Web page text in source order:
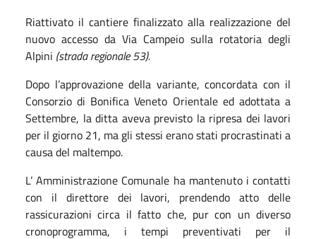
Riattivato il cantiere finalizzato alla realizzazione del
nuovo accesso da Via Campeio sulla rotatoria degli
Alpini (strada regionale 53).
Dopo l’approvazione della variante, concordata con il
Consorzio di Bonifica Veneto Orientale ed adottata a
Settembre, la ditta aveva previsto la ripresa dei lavori
per il giorno 21, ma gli stessi erano stati procrastinati a
causa del maltempo.
L’ Amministrazione Comunale ha mantenuto i contatti
con il direttore dei lavori, prendendo atto delle
rassicurazioni circa il fatto che, pur con un diverso
cronoprogramma, i tempi preventivati per il